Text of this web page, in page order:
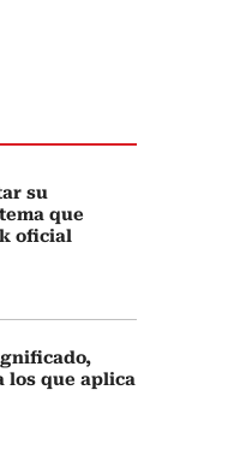
su
que
oficial
los que aplica